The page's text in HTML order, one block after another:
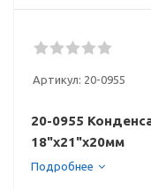
Артикул: 20-0955
20-0955
18"х21"х20мм
Подробнее